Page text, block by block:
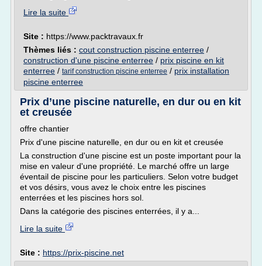
Lire la suite
Site : https://www.packtravaux.fr
Thèmes liés : cout construction piscine enterree /
construction d'une piscine enterree / prix piscine en kit
enterree / tarif construction piscine enterree / prix installation
piscine enterree
Prix d’une piscine naturelle, en dur ou en kit
et creusée
offre chantier
Prix d'une piscine naturelle, en dur ou en kit et creusée
La construction d'une piscine est un poste important pour la
mise en valeur d'une propriété. Le marché offre un large
éventail de piscine pour les particuliers. Selon votre budget
et vos désirs, vous avez le choix entre les piscines
enterrées et les piscines hors sol.
Dans la catégorie des piscines enterrées, il y a...
Lire la suite
Site : https://prix-piscine.net